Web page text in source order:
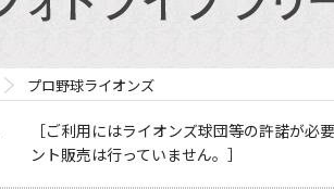
プロ野球ライオンズ
［ご利用にはライオンズ球団等の許諾が必
ント販売は行っていません。］